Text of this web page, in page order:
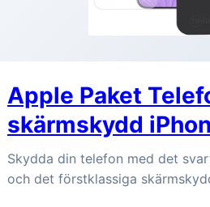
Apple Paket
skärmskydd
Skydda din telefon med det
och det förstklassiga